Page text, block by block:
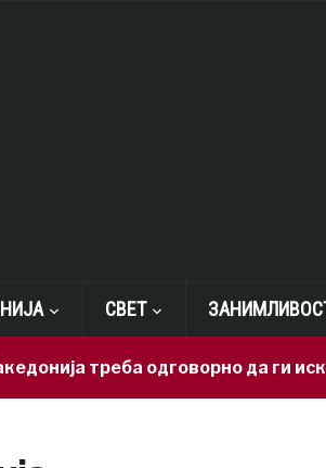
СВЕТ
треба одговорно да ги